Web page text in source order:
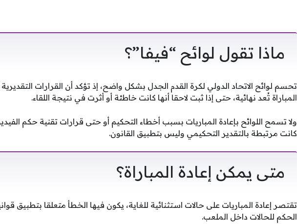
ماذا تقول لوائح “فيفا”؟
تحسم لوائح الاتحاد الدولي لكرة القدم الجدل بشكل واضح، إذ تؤكد أن القرارات التقديرية
المباراة تُعد نهائية، حتى إذا ثبت لاحقا أنها كانت خاطئة أو أثرت في نتيجة اللقاء.
كانت مرتبطة بالتقدير التحكيمي وليس بتطبيق القانون.
متى يمكن إعادة المباراة؟
تقتصر إعادة المباريات على حالات استثنائية للغاية، يكون فيها الخطأ متعلقا بتطبيق
الحكم للحالات داخل الملعب.